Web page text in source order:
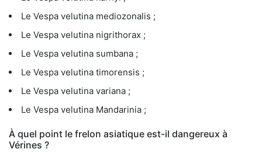
Le Vespa velutina mediozonalis ;
Le Vespa velutina nigrithorax ;
Le Vespa velutina sumbana ;
Le Vespa velutina timorensis ;
Le Vespa velutina variana ;
Le Vespa velutina Mandarinia ;
À quel point le frelon asiatique est-il dangereux à
Vérines ?